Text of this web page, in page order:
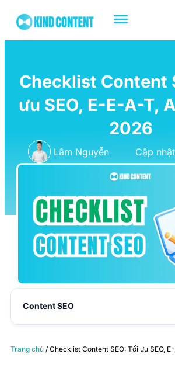
Checklist Content
ưu SEO, E-E-A-T,
2026
Lâm Nguyễn Cập
Content SEO
Trang chủ / Checklist Content SEO: Tối ưu SEO,